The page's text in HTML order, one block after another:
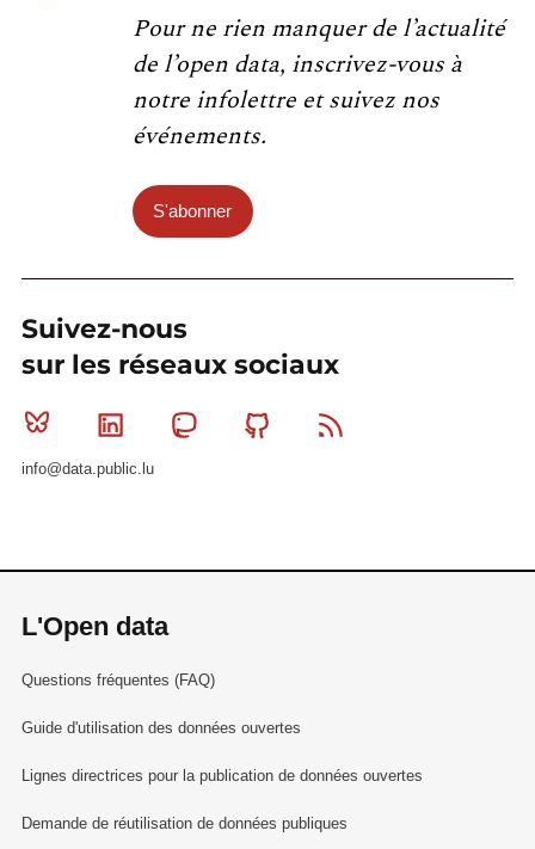
Pour ne rien manquer de l’actualité
de l’open data, inscrivez-vous à
notre infolettre et suivez nos
événements.
S'abonner
Suivez-nous
sur les réseaux sociaux
Bluesky Linkedin MastodonGithub
info@data.public.lu
L'Open data
Questions fréquentes (FAQ)
Guide d'utilisation des données ouvertes
Lignes directrices pour la publication de données ouvertes
Demande de réutilisation de données publiques